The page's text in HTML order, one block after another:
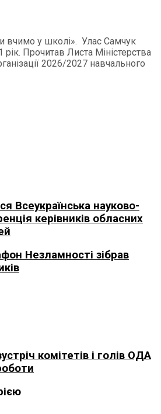
вчимо у школі». Улас Самчук
рік. Прочитав Листа Міністерства
2026/2027 навчального
Всеукраїнська науково-
керівників обласних
Незламності зібрав
комітетів і голів ОДА